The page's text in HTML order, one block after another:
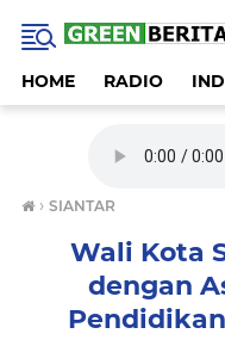
HOME RADIO
› SIANTAR
Wali Kota
dengan